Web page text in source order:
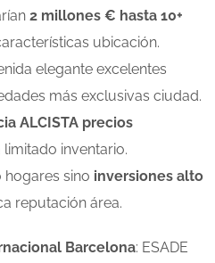
2 millones € hasta 10+
ubicación.
elegante excelentes
más exclusivas ciudad.
ALCISTA precios
inventario.
hogares sino inversiones alto
reputación área.
Barcelona: ESADE